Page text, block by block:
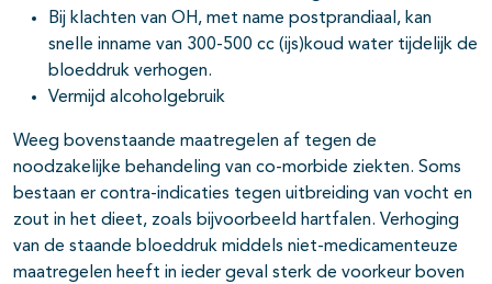
Bij klachten van OH, met name postprandiaal, kan
snelle inname van 300-500 cc (ijs)koud water tijdelijk de
bloeddruk verhogen.
Vermijd alcoholgebruik
Weeg bovenstaande maatregelen af tegen de
noodzakelijke behandeling van co-morbide ziekten. Soms
bestaan er contra-indicaties tegen uitbreiding van vocht en
zout in het dieet, zoals bijvoorbeeld hartfalen. Verhoging
van de staande bloeddruk middels niet-medicamenteuze
maatregelen heeft in ieder geval sterk de voorkeur boven